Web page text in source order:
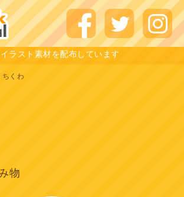
ラスト素材を配布しています
ちくわ
物